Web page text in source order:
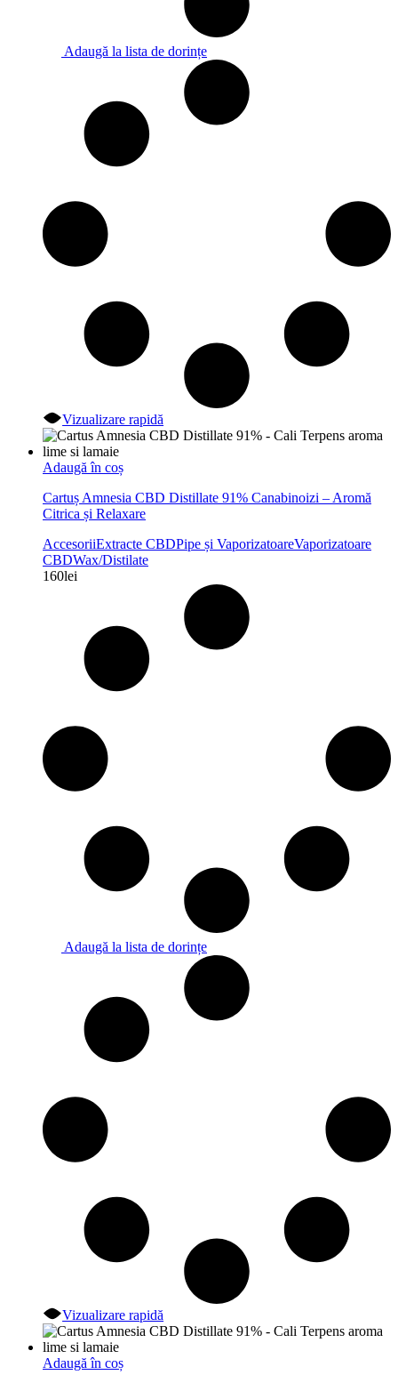
Adaugă la lista de dorințe
Vizualizare rapidă
Adaugă în coș
Cartuș Amnesia CBD Distillate 91% Canabinoizi – Aromă
Citrica și Relaxare
AccesoriiExtracte CBDPipe și VaporizatoareVaporizatoare
CBDWax/Distilate
160lei
Adaugă la lista de dorințe
Vizualizare rapidă
Adaugă în coș